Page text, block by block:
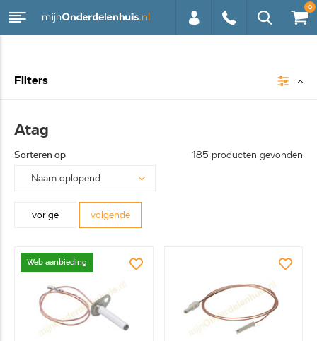
0
Filters
Atag
Sorteren op 185 producten gevonden
vorige volgende
Web aanbieding